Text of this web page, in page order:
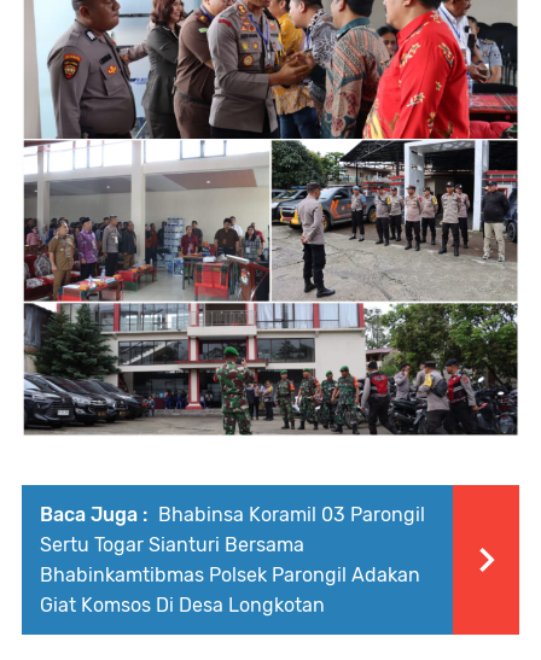
Baca Juga : Bhabinsa Koramil 03 Parongil
Sertu Togar Sianturi Bersama
Bhabinkamtibmas Polsek Parongil Adakan
Giat Komsos Di Desa Longkotan